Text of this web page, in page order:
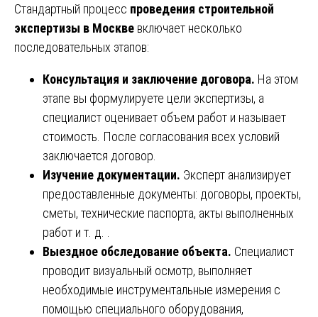
Стандартный процесс проведения строительной
экспертизы в Москве включает несколько
последовательных этапов:
Консультация и заключение договора. На этом
этапе вы формулируете цели экспертизы, а
специалист оценивает объем работ и называет
стоимость. После согласования всех условий
заключается договор.
Изучение документации. Эксперт анализирует
предоставленные документы: договоры, проекты,
сметы, технические паспорта, акты выполненных
работ и т. д. .
Выездное обследование объекта. Специалист
проводит визуальный осмотр, выполняет
необходимые инструментальные измерения с
помощью специального оборудования,